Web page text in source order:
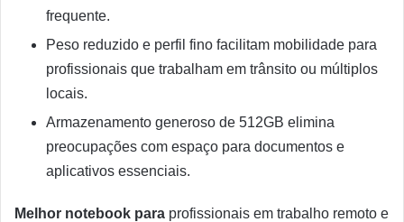
frequente.
Peso reduzido e perfil fino facilitam mobilidade para
profissionais que trabalham em trânsito ou múltiplos
locais.
Armazenamento generoso de 512GB elimina
preocupações com espaço para documentos e
aplicativos essenciais.
Melhor notebook para profissionais em trabalho remoto e